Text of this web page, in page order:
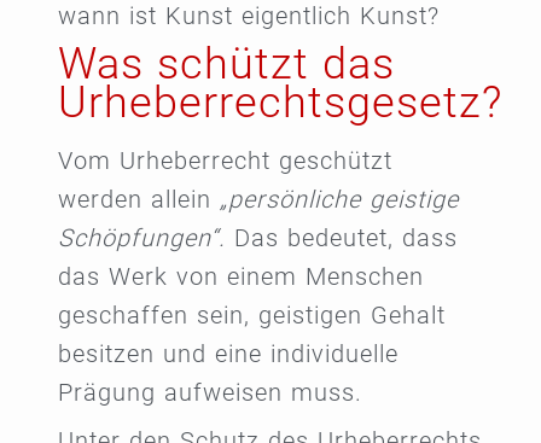
wann ist Kunst eigentlich Kunst?
Was schützt das
Urheberrechtsgesetz?
Vom Urheberrecht geschützt
werden allein „persönliche geistige
Schöpfungen“. Das bedeutet, dass
das Werk von einem Menschen
geschaffen sein, geistigen Gehalt
besitzen und eine individuelle
Prägung aufweisen muss.